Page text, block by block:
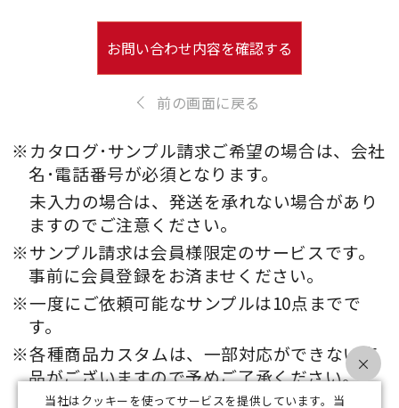
前の画面に戻る
お問い合わせ内容を確認する
※カタログ･サンプル請求ご希望の場合は、会社
名･電話番号が必須となります。
未入力の場合は、発送を承れない場合があり
ますのでご注意ください。
※サンプル請求は会員様限定のサービスです。
事前に会員登録をお済ませください。
※一度にご依頼可能なサンプルは10点までで
す。
※各種商品カスタムは、一部対応ができない商
品がございますので予めご了承ください。
当社はクッキーを使ってサービスを提供しています。当
×